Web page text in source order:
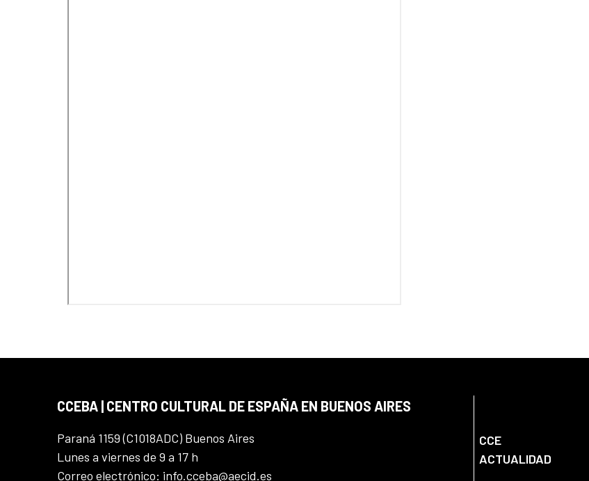
CCEBA | CENTRO CULTURAL DE ESPAÑA EN BUENOS AIRES
Paraná 1159 (C1018ADC) Buenos Aires
Lunes a viernes de 9 a 17 h
Correo electrónico: info.cceba@aecid.es
CCE
ACTUALIDAD